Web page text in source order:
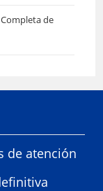
de
de atención